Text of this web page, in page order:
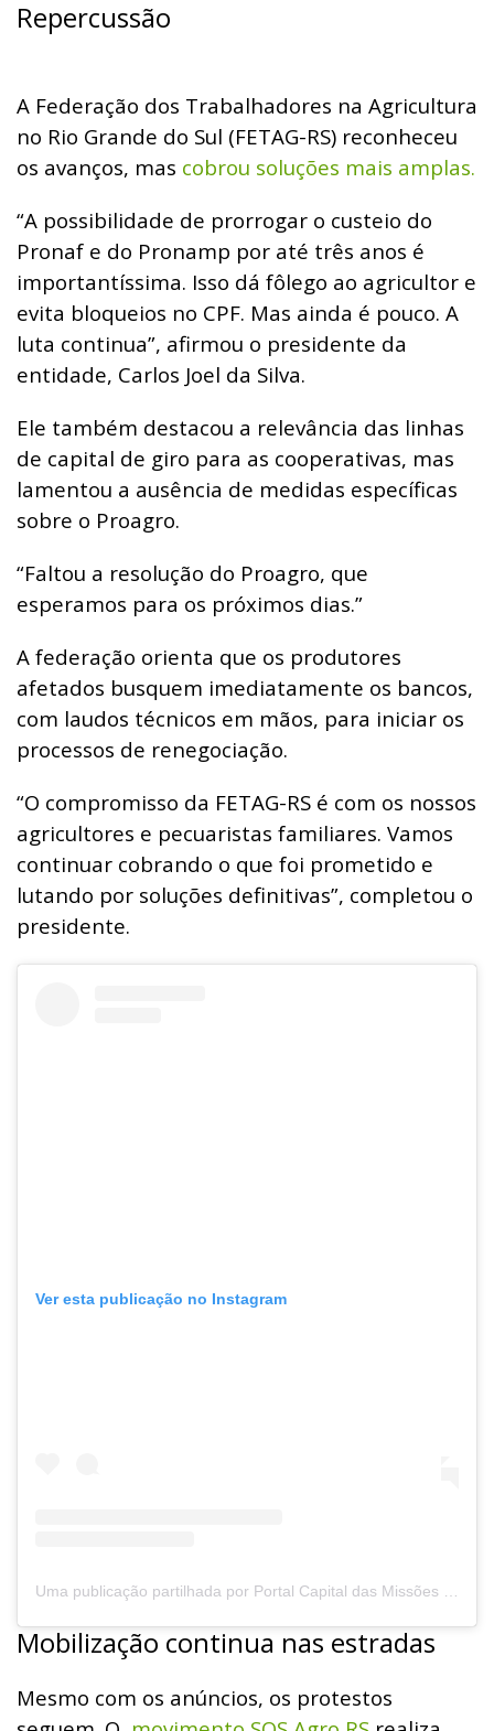
Repercussão
A Federação dos Trabalhadores na Agricultura
no Rio Grande do Sul (FETAG-RS) reconheceu
os avanços, mas cobrou soluções mais amplas.
“A possibilidade de prorrogar o custeio do
Pronaf e do Pronamp por até três anos é
importantíssima. Isso dá fôlego ao agricultor e
evita bloqueios no CPF. Mas ainda é pouco. A
luta continua”, afirmou o presidente da
entidade, Carlos Joel da Silva.
Ele também destacou a relevância das linhas
de capital de giro para as cooperativas, mas
lamentou a ausência de medidas específicas
sobre o Proagro.
“Faltou a resolução do Proagro, que
esperamos para os próximos dias.”
A federação orienta que os produtores
afetados busquem imediatamente os bancos,
com laudos técnicos em mãos, para iniciar os
processos de renegociação.
“O compromisso da FETAG-RS é com os nossos
agricultores e pecuaristas familiares. Vamos
continuar cobrando o que foi prometido e
lutando por soluções definitivas”, completou o
presidente.
Ver esta publicação no Instagram
Mobilização continua nas estradas
Mesmo com os anúncios, os protestos